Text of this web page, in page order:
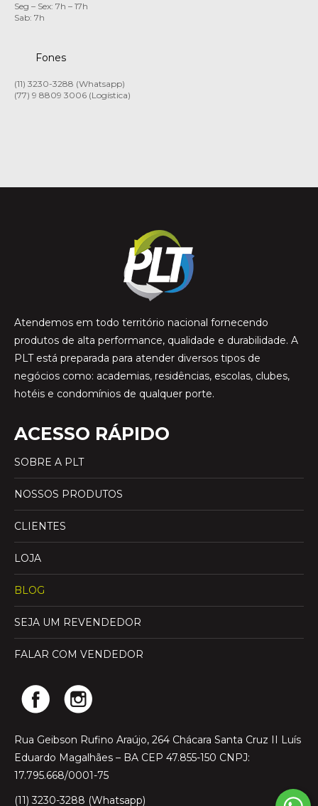
Seg – Sex: 7h – 17h
Sab: 7h
Fones
(11) 3230-3288 (Whatsapp)
(77) 9 8809 3006 (Logística)
Atendemos em todo território nacional fornecendo
produtos de alta performance, qualidade e durabilidade. A
PLT está preparada para atender diversos tipos de
negócios como: academias, residências, escolas, clubes,
hotéis e condomínios de qualquer porte.
ACESSO RÁPIDO
SOBRE A PLT
NOSSOS PRODUTOS
CLIENTES
LOJA
BLOG
SEJA UM REVENDEDOR
FALAR COM VENDEDOR
Rua Geibson Rufino Araújo, 264 Chácara Santa Cruz II Luís
Eduardo Magalhães – BA CEP 47.855-150 CNPJ:
17.795.668/0001-75
(11) 3230-3288 (Whatsapp)